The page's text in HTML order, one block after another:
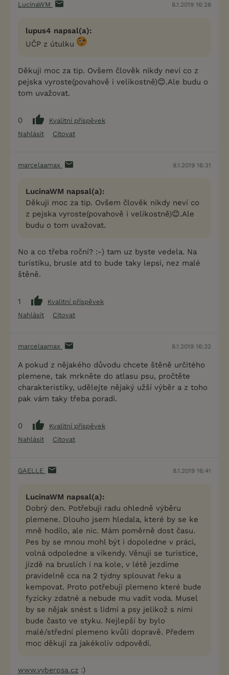
LucinaWM 8.1.2019 16:28
lupus4 napsal(a):
UČP z útulku
Děkuji moc za tip. Ovšem člověk nikdy neví co z
pejska vyroste(povahově i velikostně)😊.Ale budu o
tom uvažovat.
0
Kvalitní příspěvek
Nahlásit
Citovat
marcelaamax 8.1.2019 16:31
LucinaWM napsal(a):
Děkuji moc za tip. Ovšem člověk nikdy neví co
z pejska vyroste(povahově i velikostně)😊.Ale
budu o tom uvažovat.
No a co třeba roční? :-) tam uz byste vedela. Na
turistiku, brusle atd to bude taky lepsi, nez malé
štěně.
1
Kvalitní příspěvek
Nahlásit
Citovat
marcelaamax 8.1.2019 16:32
A pokud z nějakého důvodu chcete štěně určitého
plemene, tak mrkněte do atlasu psu, pročtěte
charakteristiky, udělejte nějaký užší výběr a z toho
pak vám taky třeba poradi.
0
Kvalitní příspěvek
Nahlásit
Citovat
GAELLE 8.1.2019 16:41
LucinaWM napsal(a):
Dobrý den. Potřebuji radu ohledně výběru
plemene. Dlouho jsem hledala, které by se ke
mně hodilo, ale nic. Mám poměrně dost času.
Pes by se mnou mohl být i dopoledne v práci,
volná odpoledne a víkendy. Věnuji se turistice,
jízdě na bruslích i na kole, v létě jezdíme
pravidelně cca na 2 týdny splouvat řeku a
kempovat. Proto potřebuji plemeno které bude
fyzicky zdatné a nebude mu vadit voda. Musel
by se nějak snést s lidmi a psy jelikož s nimi
bude často ve styku. Nejlepší by bylo
malé/střední plemeno kvůli dopravě. Předem
moc děkuji za jakékoliv odpovědi.
www.vyberpsa.cz :)